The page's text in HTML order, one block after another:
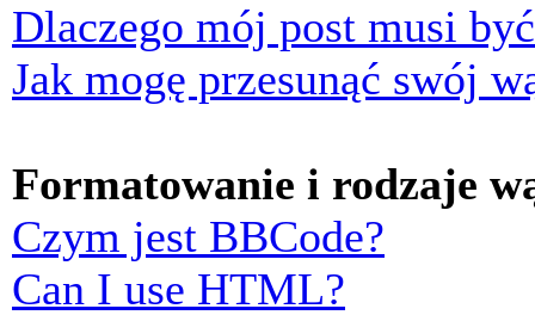
Dlaczego mój post musi
Jak mogę przesunąć swój
Formatowanie i rodzaje
Czym jest BBCode?
Can I use HTML?